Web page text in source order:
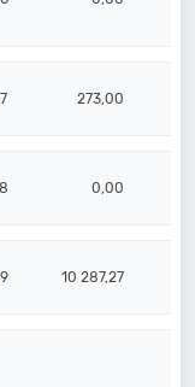
273,00
0,00
10 287,27